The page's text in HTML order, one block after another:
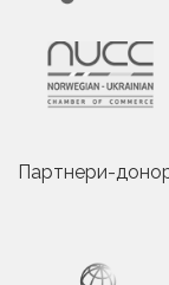
Партнери-